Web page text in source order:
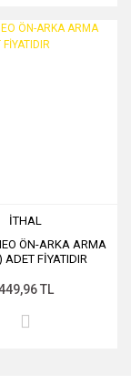
İTHAL
ÖN-ARKA ARMA
ADET FİYATIDIR
TL